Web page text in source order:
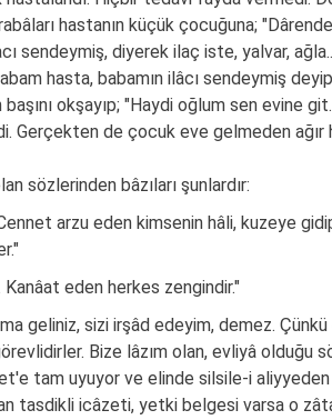
hastanın küçük çocuğuna;
sendeymiş, diyerek ilaç iste, yalvar,
hasta, babamın ilâcı sendeymiş
okşayıp; "Haydi oğlum sen evine
Gerçekten de çocuk eve gelmeden ağır
sözlerinden bâzıları şunlardır:
arzu eden kimsenin hâli, kuzeye
eden herkes zengindir."
geliniz, sizi irşâd edeyim, demez.
Bize lâzım olan, evliyâ olduğu
tam uyuyor ve elinde silsile-i
tasdikli icâzeti, yetki belgesi varsa o